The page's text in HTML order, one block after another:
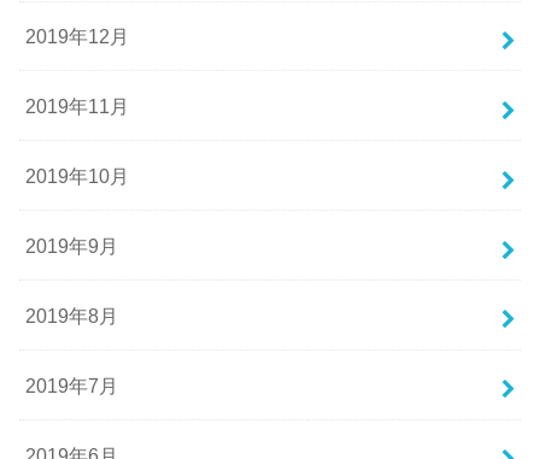
2019年12月
2019年11月
2019年10月
2019年9月
2019年8月
2019年7月